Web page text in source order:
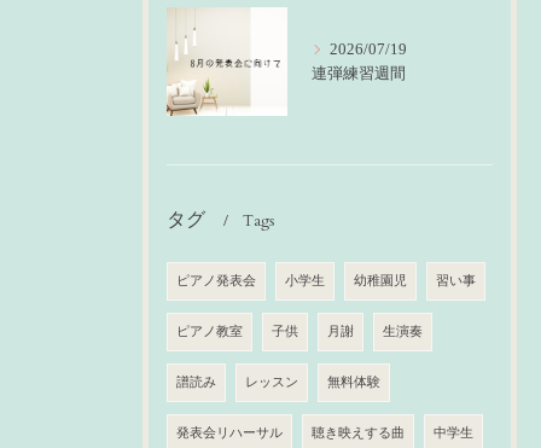
2026/07/19
連弾練習週間
タグ Tags
ピアノ発表会 小学生 幼稚園児 習い事
ピアノ教室 子供 月謝 生演奏
譜読み レッスン 無料体験
発表会リハーサル 聴き映えする曲 中学生